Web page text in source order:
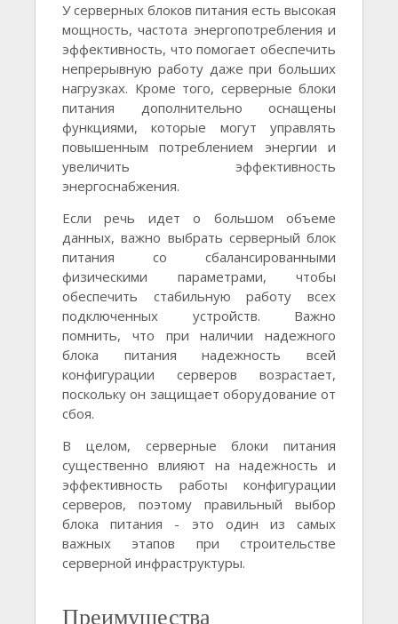
У серверных блоков питания есть высокая
мощность, частота энергопотребления и
эффективность, что помогает обеспечить
непрерывную работу даже при больших
нагрузках. Кроме того, серверные блоки
питания дополнительно оснащены
функциями, которые могут управлять
повышенным потреблением энергии и
увеличить эффективность
энергоснабжения.
Если речь идет о большом объеме
данных, важно выбрать серверный блок
питания со сбалансированными
физическими параметрами, чтобы
обеспечить стабильную работу всех
подключенных устройств. Важно
помнить, что при наличии надежного
блока питания надежность всей
конфигурации серверов возрастает,
поскольку он защищает оборудование от
сбоя.
В целом, серверные блоки питания
существенно влияют на надежность и
эффективность работы конфигурации
серверов, поэтому правильный выбор
блока питания - это один из самых
важных этапов при строительстве
серверной инфраструктуры.
Преимущества